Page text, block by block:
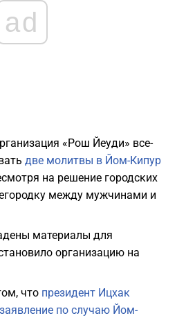
ad
«Рош Йеуди» все-
две молитвы в Йом-Кипур
на решение городских
между мужчинами и
материалы для
организацию на
что президент Ицхак
по случаю Йом-